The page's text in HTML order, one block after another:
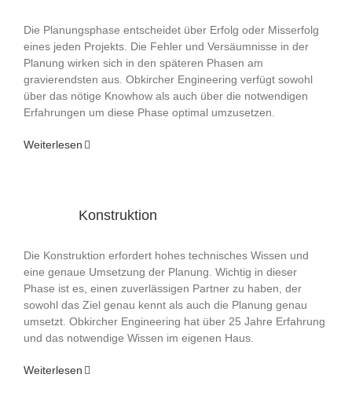
Die Planungsphase entscheidet über Erfolg oder Misserfolg
eines jeden Projekts. Die Fehler und Versäumnisse in der
Planung wirken sich in den späteren Phasen am
gravierendsten aus. Obkircher Engineering verfügt sowohl
über das nötige Knowhow als auch über die notwendigen
Erfahrungen um diese Phase optimal umzusetzen.
Weiterlesen
Konstruktion
Die Konstruktion erfordert hohes technisches Wissen und
eine genaue Umsetzung der Planung. Wichtig in dieser
Phase ist es, einen zuverlässigen Partner zu haben, der
sowohl das Ziel genau kennt als auch die Planung genau
umsetzt. Obkircher Engineering hat über 25 Jahre Erfahrung
und das notwendige Wissen im eigenen Haus.
Weiterlesen